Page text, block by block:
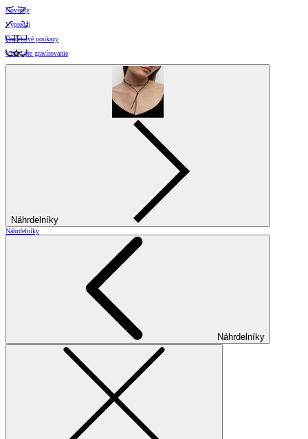
Novinky
Výpredaj
Darčekové poukazy
Vzory pre gravírovanie
Náhrdelníky
Náhrdelníky
Náhrdelníky